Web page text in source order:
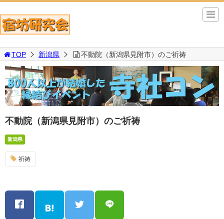
TOP 新潟県 不動院（新潟県見附市）のご祈祷
不動院（新潟県見附市）のご祈祷
新潟県
祈祷